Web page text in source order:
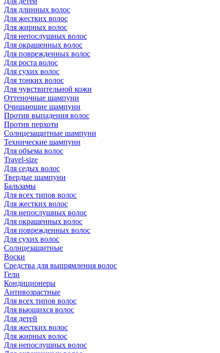
Для длинных волос
Для жестких волос
Для жирных волос
Для непослушных волос
Для окрашенных волос
Для поврежденных волос
Для роста волос
Для сухих волос
Для тонких волос
Для чувствительной кожи
Оттеночные шампуни
Очищающие шампуни
Против выпадения волос
Против перхоти
Солнцезащитные шампуни
Технические шампуни
Для объема волос
Travel-size
Для седых волос
Твердые шампуни
Бальзамы
Для всех типов волос
Для жестких волос
Для непослушных волос
Для окрашенных волос
Для поврежденных волос
Для сухих волос
Солнцезащитные
Воски
Средства для выпрямления волос
Гели
Кондиционеры
Антивозрастные
Для всех типов волос
Для вьющихся волос
Для детей
Для жестких волос
Для жирных волос
Для непослушных волос